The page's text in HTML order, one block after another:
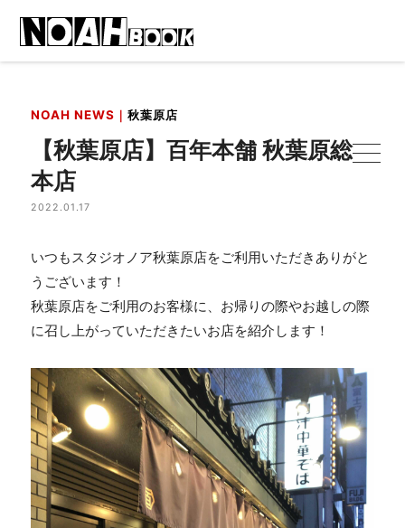
NOAH NEWS｜秋葉原店
【秋葉原店】百年本舗 秋葉原総
本店
2022.01.17
いつもスタジオノア秋葉原店をご利用いただきありがと
うございます！
秋葉原店をご利用のお客様に、お帰りの際やお越しの際
に召し上がっていただきたいお店を紹介します！